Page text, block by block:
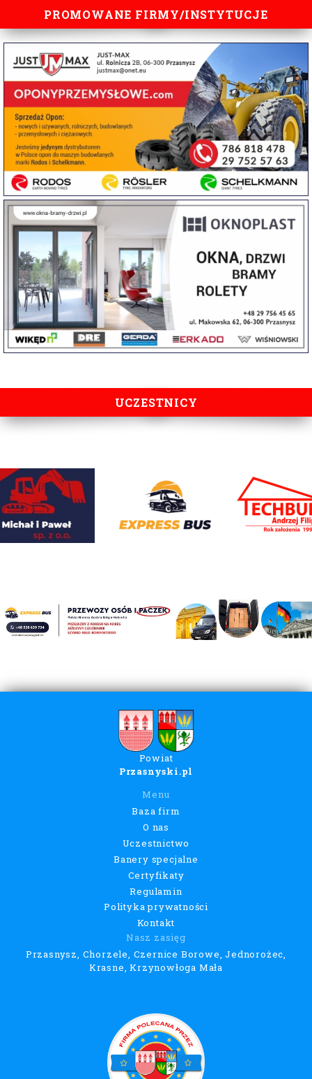
PROMOWANE FIRMY/INSTYTUCJE
UCZESTNICY
Powiat
Przasnyski.pl
Menu
Baza firm
O nas
Uczestnictwo
Banery specjalne
Certyfikaty
Regulamin
Polityka prywatności
Kontakt
Nasz zasięg
Przasnysz, Chorzele, Czernice Borowe, Jednorożec,
Krasne, Krzynowłoga Mała